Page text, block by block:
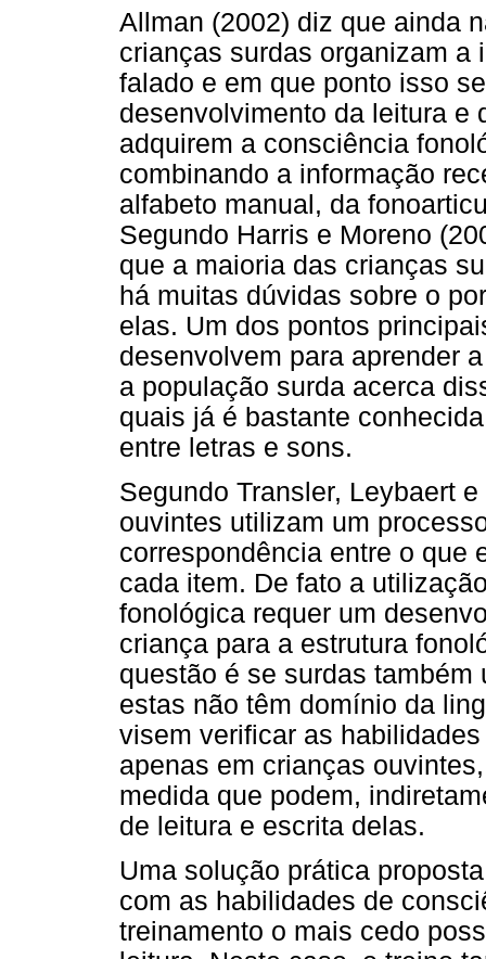
Allman (2002) diz que ainda
crianças surdas organizam a
falado e em que ponto isso
desenvolvimento da leitura e
adquirem a consciência
combinando a informação
alfabeto manual, da
Segundo Harris e Moreno
que a maioria das crianças
há muitas dúvidas sobre o
elas. Um dos pontos
desenvolvem para aprender
a população surda acerca
quais já é bastante
entre letras e sons.
Segundo Transler, Leybaert
ouvintes utilizam um
correspondência entre o que
cada item. De fato a
fonológica requer um
criança para a estrutura
questão é se surdas
estas não têm domínio da
visem verificar as
apenas em crianças
medida que podem,
de leitura e escrita delas.
Uma solução prática
com as habilidades de
treinamento o mais cedo